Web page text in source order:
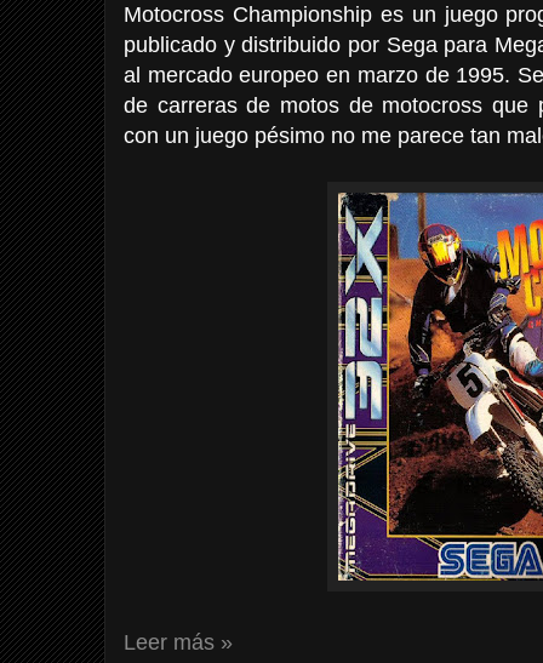
Motocross Championship es un juego
publicado y distribuido por Sega para
al mercado europeo en marzo de 1995.
de carreras de motos de motocross que
con un juego pésimo no me parece tan
Leer más »